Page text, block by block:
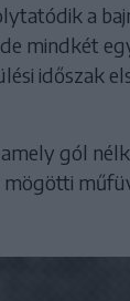
a
de mindkét
időszak
gól
mögötti